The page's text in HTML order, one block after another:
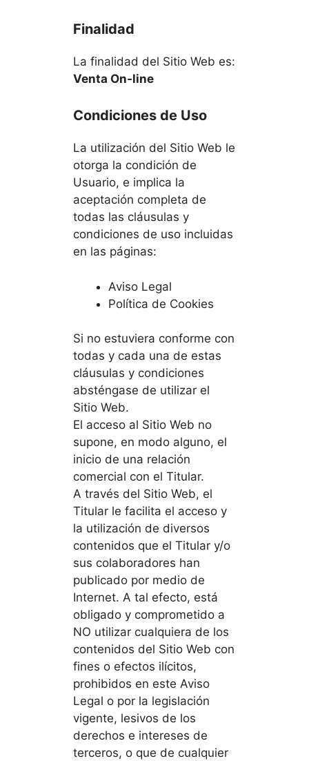
Finalidad
La finalidad del Sitio Web es:
Venta On-line
Condiciones de Uso
La utilización del Sitio Web le
otorga la condición de
Usuario, e implica la
aceptación completa de
todas las cláusulas y
condiciones de uso incluidas
en las páginas:
Aviso Legal
Política de Cookies
Si no estuviera conforme con
todas y cada una de estas
cláusulas y condiciones
absténgase de utilizar el
Sitio Web.
El acceso al Sitio Web no
supone, en modo alguno, el
inicio de una relación
comercial con el Titular.
A través del Sitio Web, el
Titular le facilita el acceso y
la utilización de diversos
contenidos que el Titular y/o
sus colaboradores han
publicado por medio de
Internet. A tal efecto, está
obligado y comprometido a
NO utilizar cualquiera de los
contenidos del Sitio Web con
fines o efectos ilícitos,
prohibidos en este Aviso
Legal o por la legislación
vigente, lesivos de los
derechos e intereses de
terceros, o que de cualquier